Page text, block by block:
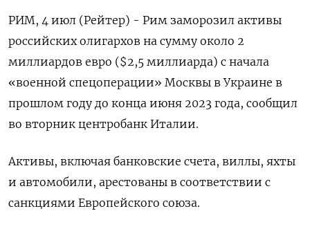
РИМ, 4 июл (Рейтер) - Рим заморозил активы
российских олигархов на сумму около 2
миллиардов евро ($2,5 миллиарда) с начала
«военной спецоперации» Москвы в Украине в
прошлом году до конца июня 2023 года, сообщил
во вторник центробанк Италии.
Активы, включая банковские счета, виллы, яхты
и автомобили, арестованы в соответствии с
санкциями Европейского союза.